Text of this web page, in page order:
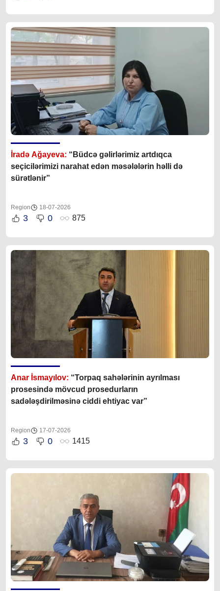
İradə Ağayeva: “Büdcə gəlirlərimiz artdıqca
seçicilərimizi narahat edən məsələlərin həlli də
sürətlənir”
Region 18-07-2026
3 0 875
Anar İsmayılov: “Torpaq sahələrinin ayrılması
prosesində mövcud prosedurların
sadələşdirilməsinə ciddi ehtiyac var”
Region 17-07-2026
3 0 1415